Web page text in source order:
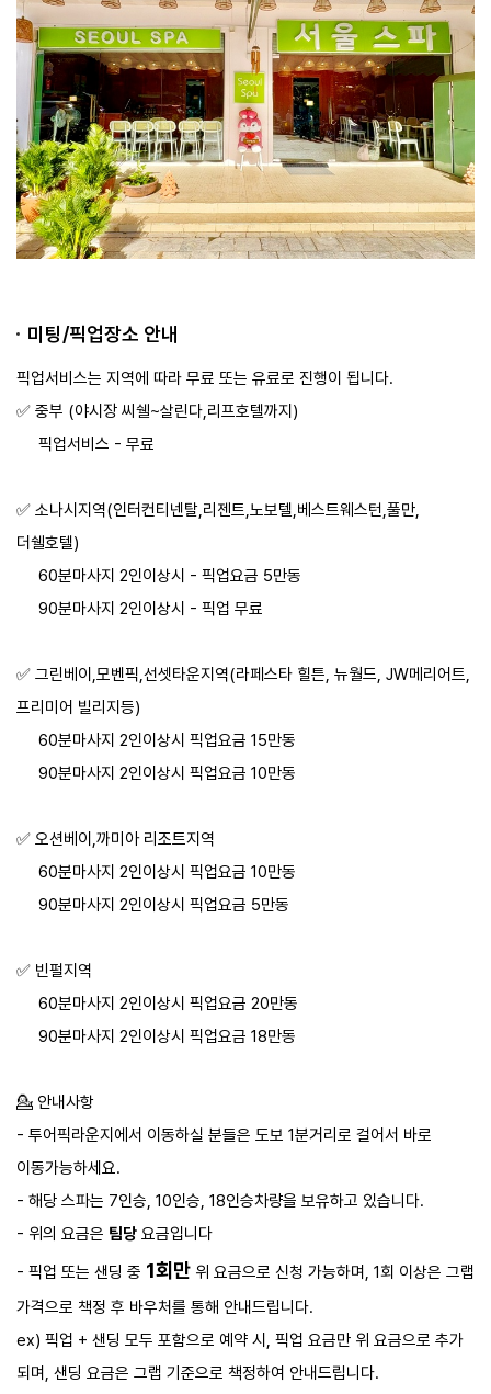
미팅/픽업장소 안내
픽업서비스는 지역에 따라 무료 또는 유료로 진행이 됩니다.
✅️ 중부 (야시장 씨쉘~살린다,리프호텔까지)
픽업서비스 - 무료
✅️ 소나시지역(인터컨티넨탈,리젠트,노보텔,베스트웨스턴,풀만,
더쉘호텔)
60분마사지 2인이상시 - 픽업요금 5만동
90분마사지 2인이상시 - 픽업 무료
✅️ 그린베이,모벤픽,선셋타운지역(라페스타 힐튼, 뉴월드, JW메리어트,
프리미어 빌리지등)
60분마사지 2인이상시 픽업요금 15만동
90분마사지 2인이상시 픽업요금 10만동
✅️ 오션베이,까미아 리조트지역
60분마사지 2인이상시 픽업요금 10만동
90분마사지 2인이상시 픽업요금 5만동
✅️ 빈펄지역
60분마사지 2인이상시 픽업요금 20만동
90분마사지 2인이상시 픽업요금 18만동
💁 안내사항
- 투어픽라운지에서 이동하실 분들은 도보 1분거리로 걸어서 바로
이동가능하세요.
- 해당 스파는 ​7인승, 10인승, 18인승차량을 보유하고 있습니다.
- 위의 요금은 팀당 요금입니다​
- 픽업 또는 샌딩 중 1회만 위 요금으로 신청 가능하며, 1회 이상은 그랩
가격으로 책정 후 바우처를 통해 안내드립니다.
ex) 픽업 + 샌딩 모두 포함으로 예약 시, 픽업 요금만 위 요금으로 추가
되며, 샌딩 요금은 그랩 기준으로 책정하여 안내드립니다.